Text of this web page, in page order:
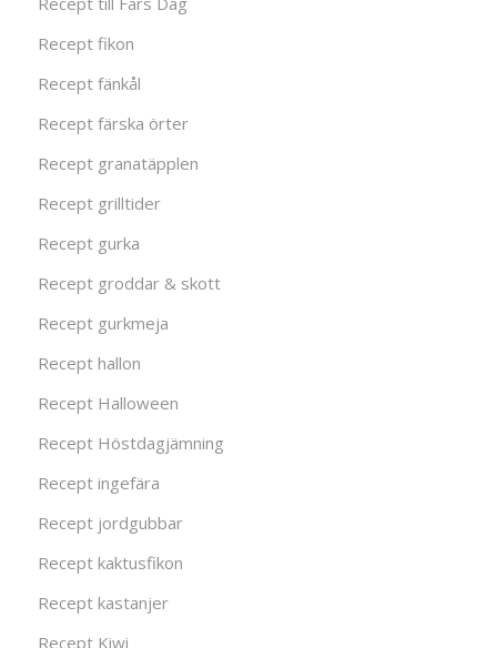
Recept fikon
Recept fänkål
Recept färska örter
Recept granatäpplen
Recept grilltider
Recept gurka
Recept groddar & skott
Recept gurkmeja
Recept hallon
Recept Halloween
Recept Höstdagjämning
Recept ingefära
Recept jordgubbar
Recept kaktusfikon
Recept kastanjer
Recept Kiwi